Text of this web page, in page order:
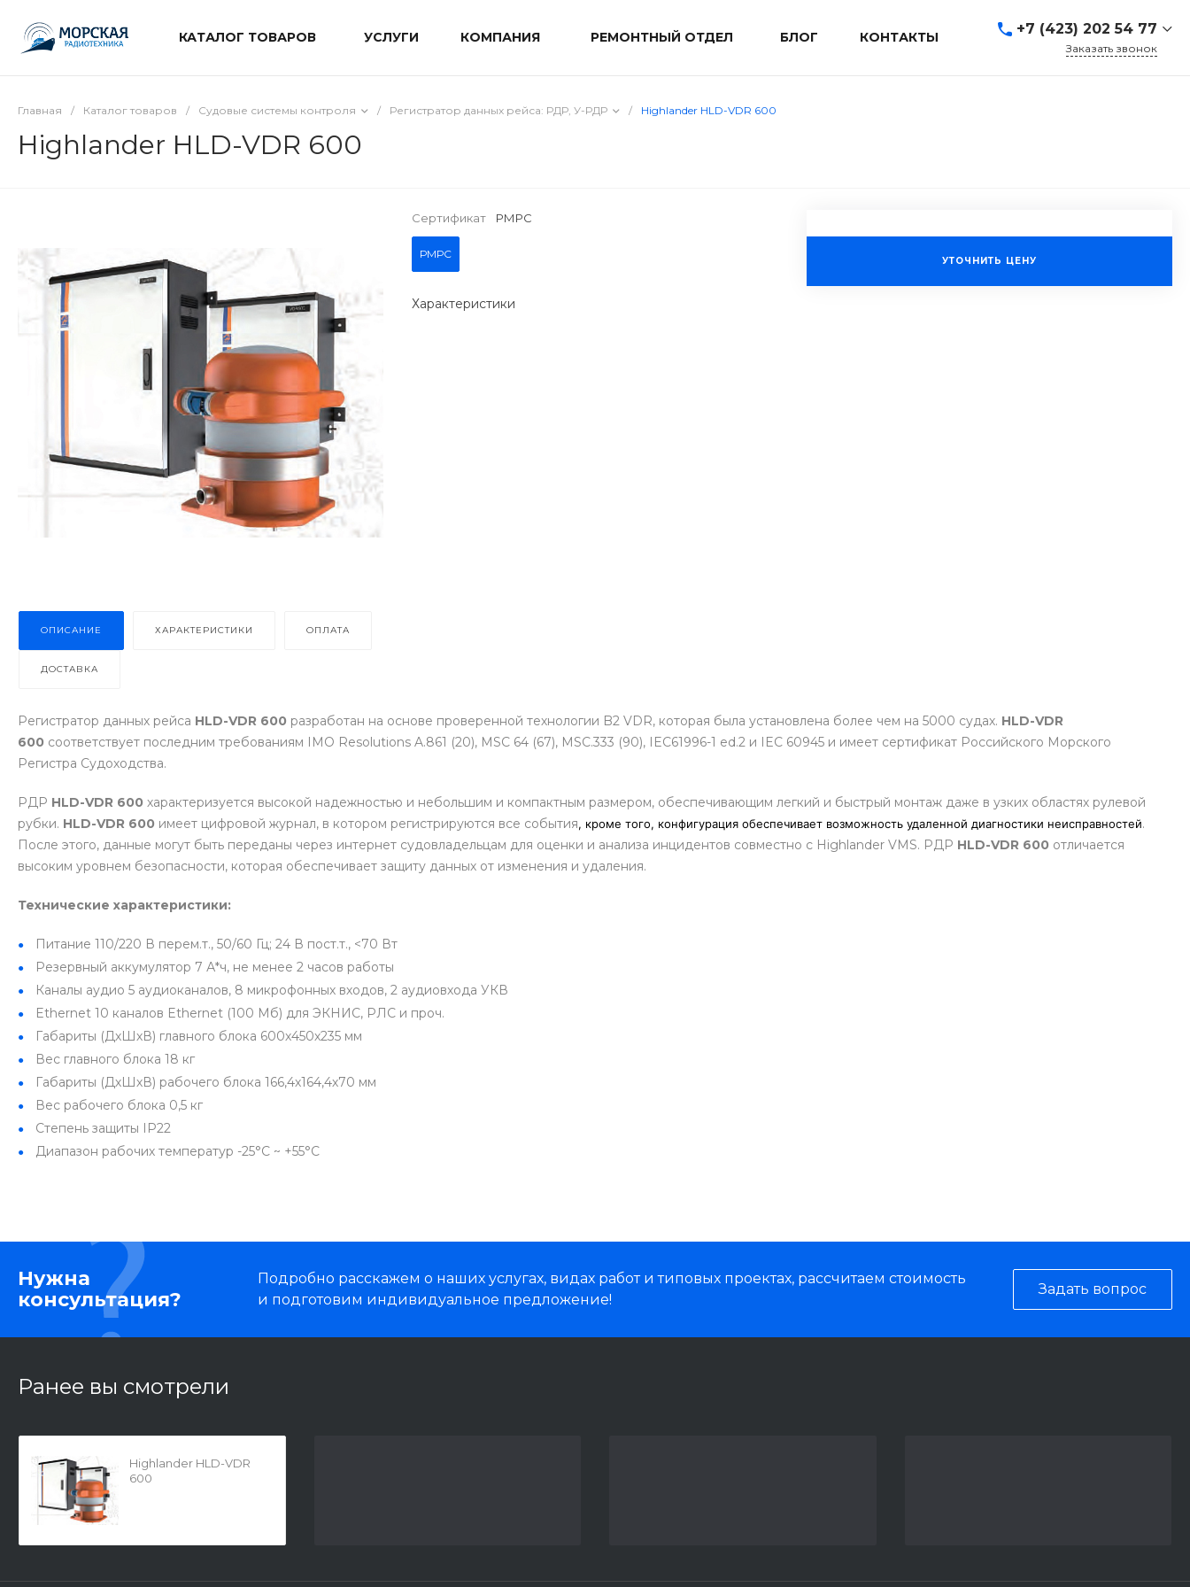
КАТАЛОГ ТОВАРОВ УСЛУГИ КОМПАНИЯ РЕМОНТНЫЙ ОТДЕЛ БЛОГ КОНТАКТЫ +7 (423) 202 54 77
Заказать звонок
Главная / Каталог товаров / Судовые системы контроля / Регистратор данных рейса: РДР, У-РДР / Highlander HLD-VDR 600
Highlander HLD-VDR 600
Сертификат РМРС
РМРС
Характеристики
УТОЧНИТЬ ЦЕНУ
ОПИСАНИЕ ХАРАКТЕРИСТИКИ ОПЛАТА
ДОСТАВКА
Регистратор данных рейса HLD-VDR 600 разработан на основе проверенной технологии B2 VDR, которая была установлена более чем на 5000 судах. HLD-VDR
600 соответствует последним требованиям IMO Resolutions A.861 (20), MSC 64 (67), MSC.333 (90), IEC61996-1 ed.2 и IEC 60945 и имеет сертификат Российского Морского
Регистра Судоходства.
РДР HLD-VDR 600 характеризуется высокой надежностью и небольшим и компактным размером, обеспечивающим легкий и быстрый монтаж даже в узких областях рулевой
рубки. HLD-VDR 600 имеет цифровой журнал, в котором регистрируются все события, кроме того, конфигурация обеспечивает возможность удаленной диагностики неисправностей.
После этого, данные могут быть переданы через интернет судовладельцам для оценки и анализа инцидентов совместно с Highlander VMS. РДР HLD-VDR 600 отличается
высоким уровнем безопасности, которая обеспечивает защиту данных от изменения и удаления.
Технические характеристики:
Питание 110/220 В перем.т., 50/60 Гц; 24 В пост.т., <70 Вт
Резервный аккумулятор 7 А*ч, не менее 2 часов работы
Каналы аудио 5 аудиоканалов, 8 микрофонных входов, 2 аудиовхода УКВ
Ethernet 10 каналов Ethernet (100 Мб) для ЭКНИС, РЛС и проч.
Габариты (ДхШхВ) главного блока 600х450х235 мм
Вес главного блока 18 кг
Габариты (ДхШхВ) рабочего блока 166,4х164,4х70 мм
Вес рабочего блока 0,5 кг
Степень защиты IP22
Диапазон рабочих температур -25°C ~ +55°C
Нужна
консультация?
Подробно расскажем о наших услугах, видах работ и типовых проектах, рассчитаем стоимость
и подготовим индивидуальное предложение!
Задать вопрос
Ранее вы смотрели
Highlander HLD-VDR
600